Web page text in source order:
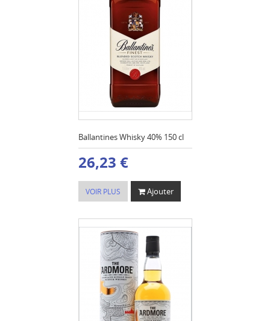
Ballantines Whisky 40% 150 cl
26,23 €
VOIR PLUS Ajouter